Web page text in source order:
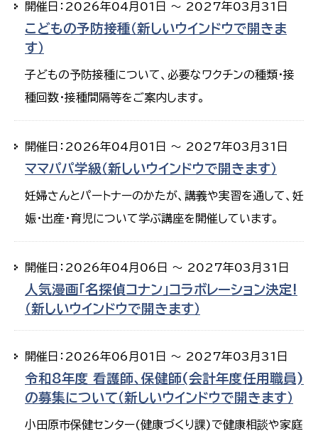
開催日：2026年04月01日 ～ 2027年03月31日
こどもの予防接種（新しいウインドウで開きま
す）
子どもの予防接種について、必要なワクチンの種類・接
種回数・接種間隔等をご案内します。
開催日：2026年04月01日 ～ 2027年03月31日
ママパパ学級（新しいウインドウで開きます）
妊婦さんとパートナーのかたが、講義や実習を通して、妊
娠・出産・育児について学ぶ講座を開催しています。
開催日：2026年04月06日 ～ 2027年03月31日
人気漫画「名探偵コナン」コラボレーション決定!
（新しいウインドウで開きます）
開催日：2026年06月01日 ～ 2027年03月31日
令和8年度 看護師、保健師(会計年度任用職員)
の募集について（新しいウインドウで開きます）
小田原市保健センター(健康づくり課)で健康相談や家庭